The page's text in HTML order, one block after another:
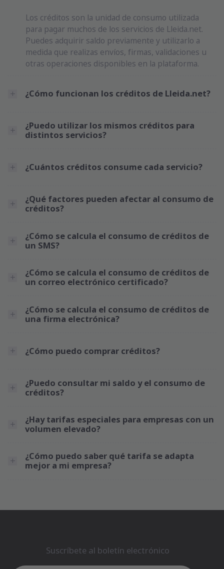
Los créditos son la unidad de consumo utilizada
para pagar muchos de los servicios de Lleida.net.
Puedes adquirir saldo previamente y utilizarlo a
medida que realizas envíos, firmas, validaciones u
otras operaciones disponibles en la plataforma.
¿Cómo funcionan los créditos de Lleida.net?
¿Puedo utilizar los mismos créditos para
distintos servicios?
¿Cuántos créditos consume cada servicio?
¿Qué factores pueden afectar al consumo de
créditos?
¿Cómo se calcula el consumo de créditos de
un SMS?
¿Cómo se calcula el consumo de créditos de
un correo electrónico certificado?
¿Cómo se calcula el consumo de créditos de
una firma electrónica?
¿Cómo puedo comprar créditos?
¿Puedo consultar mi saldo y el consumo de
créditos?
¿Hay tarifas especiales para empresas con un
volumen elevado?
¿Cómo puedo saber qué tarifa se adapta
mejor a mi empresa?
Suscríbete al boletín electrónico